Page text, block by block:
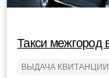
Такси межгород
ВЫДАЧА КВИТАНЦИИ